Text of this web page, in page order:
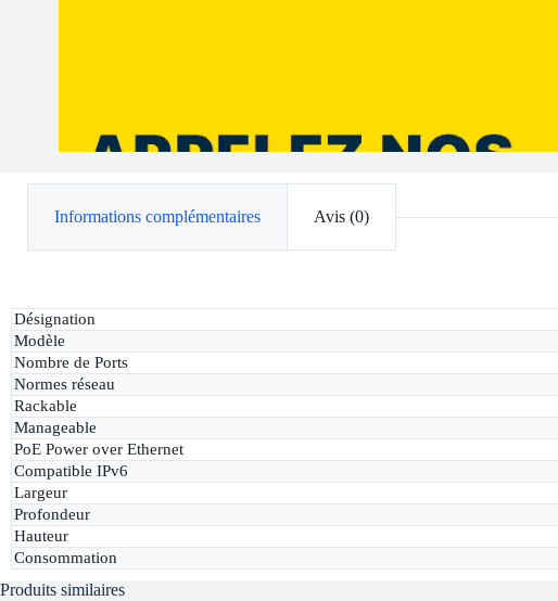
Informations complémentaires Avis (0)
Désignation
Modèle
Nombre de Ports
Normes réseau
Rackable
Manageable
PoE Power over Ethernet
Compatible IPv6
Largeur
Profondeur
Hauteur
Consommation
Produits similaires